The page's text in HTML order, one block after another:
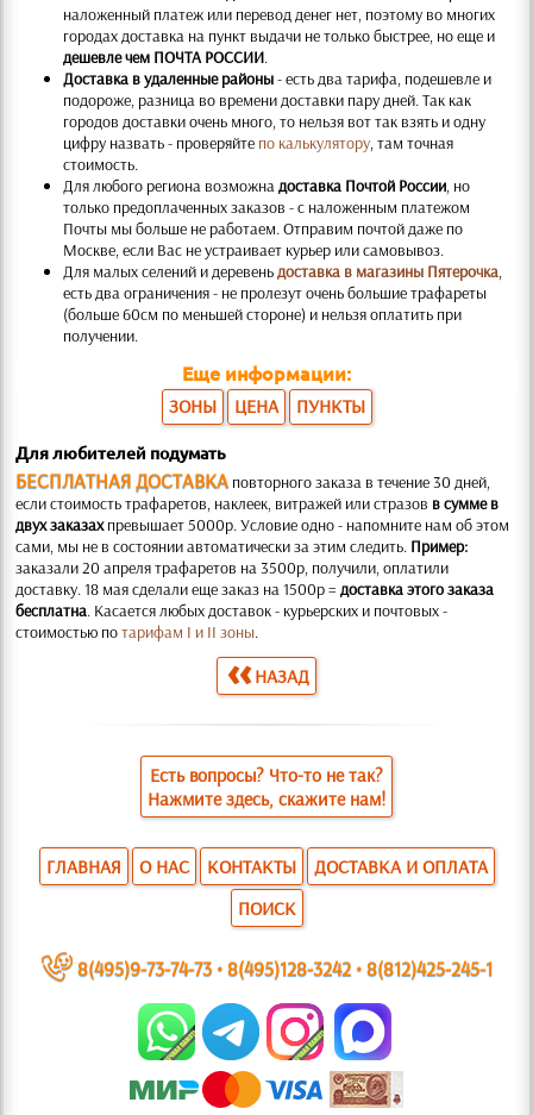
наложенный платеж или перевод денег нет, поэтому во многих
городах доставка на пункт выдачи не только быстрее, но еще и
дешевле чем ПОЧТА РОССИИ.
Доставка в удаленные районы- есть два тарифа, подешевле и
подороже, разница во времени доставки пару дней. Так как
городов доставки очень много, то нельзя вот так взять и одну
цифру назвать - проверяйте по калькулятору, там точная
стоимость.
Для любого региона возможнадоставка Почтой России, но
только предоплаченных заказов - с наложенным платежом
Почты мы больше не работаем. Отправим почтой даже по
Москве, если Вас не устраивает курьер или самовывоз.
Для малых селений и деревеньдоставка в магазины Пятерочка,
есть два ограничения - не пролезут очень большие трафареты
(больше 60см по меньшей стороне) и нельзя оплатить при
получении.
Еще информации:
ЗОНЫ ЦЕНА ПУНКТЫ
Для любителей подумать
БЕСПЛАТНАЯ ДОСТАВКА повторного заказа в течение 30 дней,
если стоимость трафаретов, наклеек, витражей или стразов в сумме в
двух заказахпревышает 5000р. Условие одно - напомните нам об этом
сами, мы не в состоянии автоматически за этим следить. Пример:
заказали 20 апреля трафаретов на 3500р, получили, оплатили
доставку. 18 мая сделали еще заказ на 1500р =доставка этого заказа
бесплатна. Касается любых доставок - курьерских и почтовых -
стоимостью потарифам I и II зоны.
НАЗАД
Есть вопросы? Что-то не так?
Нажмите здесь, скажите нам!
ГЛАВНАЯ О НАС КОНТАКТЫ
ДОСТАВКА И ОПЛАТА
ПОИСК
~ 8(495)9-73-74-73•8(495)128-3242•8(812)425-245-1